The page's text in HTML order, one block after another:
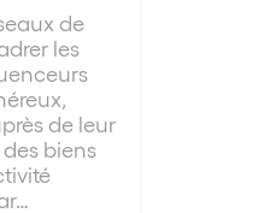
de
les
de leur
biens